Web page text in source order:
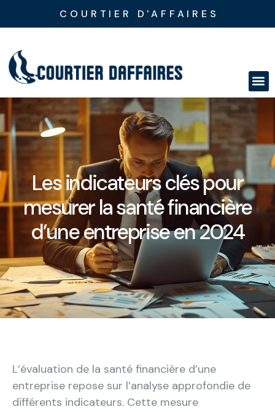
COURTIER D'AFFAIRES
Les indicateurs clés pour
mesurer la santé financière
d’une entreprise en 2024
L’évaluation de la santé financière d’une
entreprise repose sur l’analyse approfondie de
différents indicateurs. Cette mesure